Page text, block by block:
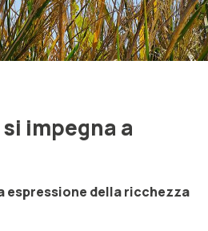
impegna a
espressione della ricchezza